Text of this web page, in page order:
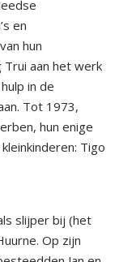
en
hun
Trui aan het werk
in de
Tot 1973,
hun enige
Tigo
slijper bij (het
Op zijn